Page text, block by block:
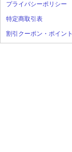
プライバシーポリシー
特定商取引表
割引クーポン・ポイント